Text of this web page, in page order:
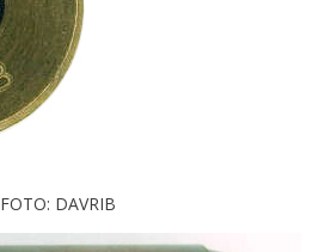
FOTO: DAVRIB